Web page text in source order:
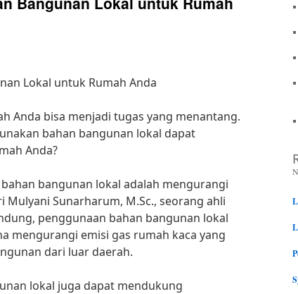
Lokal untuk Rumah Anda
Anda bisa menjadi tugas yang menantang.
bahan bangunan lokal dapat
Anda?
bangunan lokal adalah mengurangi
Sunarharum, M.Sc., seorang ahli
penggunaan bahan bangunan lokal
mengurangi emisi gas rumah kaca yang
dari luar daerah.
lokal juga dapat mendukung